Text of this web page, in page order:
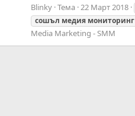
Blinky Тема 22 Март 2018
сошъл медия мониторинг
Media Marketing - SMM